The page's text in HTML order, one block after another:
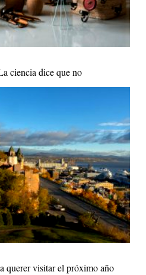
ciencia dice que no
querer visitar el próximo año